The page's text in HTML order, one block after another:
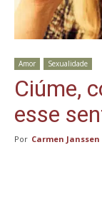
Amor Sexualidade
Ciúme,
esse
Por Carmen Janssen